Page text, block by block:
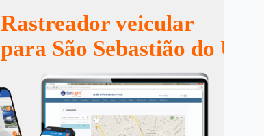
Rastreador veicular
para São Sebastião do